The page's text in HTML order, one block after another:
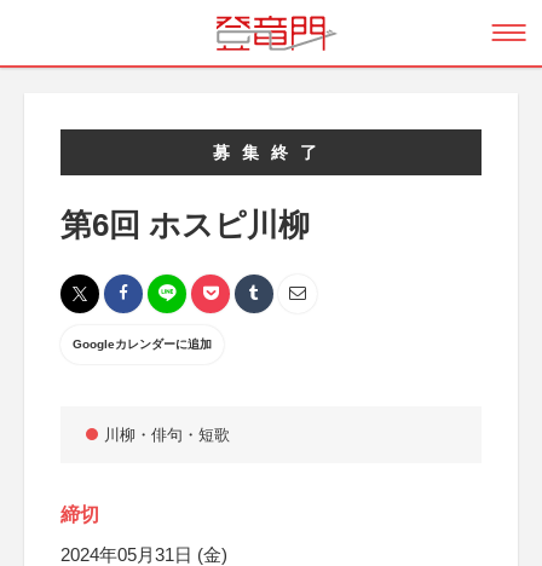
募集終了
第6回 ホスピ川柳
Googleカレンダーに追加
川柳・俳句・短歌
締切
2024年05月31日 (金)